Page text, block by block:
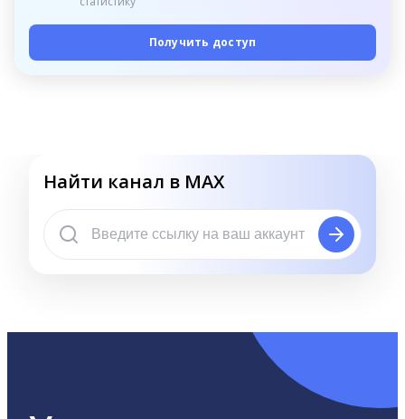
Получить доступ
Найти канал в MAX